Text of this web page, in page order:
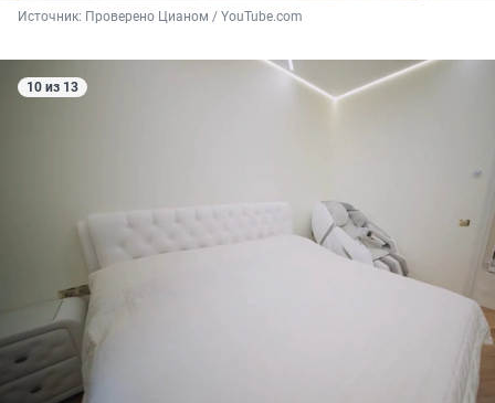
Источник: Проверено Цианом / YouTube.com
10 из 13